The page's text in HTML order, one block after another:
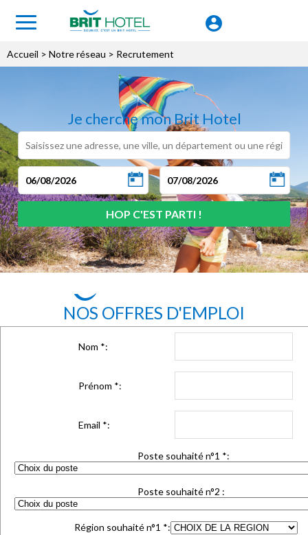
Accueil > Notre réseau > Recrutement
Je cherche mon Brit Hotel
NOS OFFRES D'EMPLOI
Nom *:
Prénom *:
Email *:
Poste souhaité n°1 *:
Poste souhaité n°2 :
Région souhaité n°1 *: